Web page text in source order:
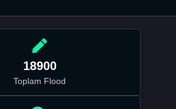
18900
Toplam Flood